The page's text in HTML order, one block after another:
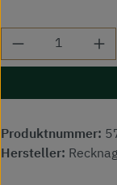
Produkt
Produktnummer:
Hersteller: